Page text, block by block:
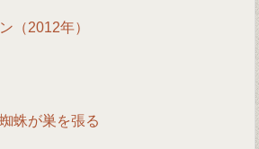
（2012年）
蛛が巣を張る